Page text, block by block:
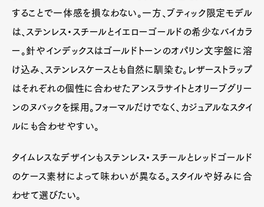
することで一体感を損なわない。一方、ブティック限定モデル
は、ステンレス・スチールとイエローゴールドの希少なバイカラ
ー。針やインデックスはゴールドトーンのオパリン文字盤に溶
け込み、ステンレスケースとも自然に馴染む。レザーストラップ
はそれぞれの個性に合わせたアンスラサイトとオリーブグリー
ンのヌバックを採用。フォーマルだけでなく、カジュアルなスタイ
ルにも合わせやすい。
タイムレスなデザインもステンレス・スチールとレッドゴールド
のケース素材によって味わいが異なる。スタイルや好みに合
わせて選びたい。